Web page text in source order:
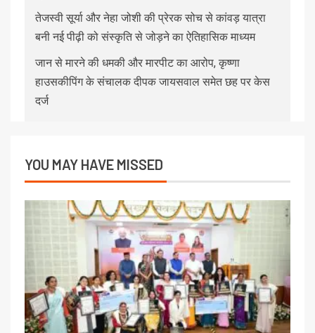
तेजस्वी सूर्या और नेहा जोशी की प्रेरक सोच से कांवड़ यात्रा
बनी नई पीढ़ी को संस्कृति से जोड़ने का ऐतिहासिक माध्यम
जान से मारने की धमकी और मारपीट का आरोप, कृष्णा
हाउसकीपिंग के संचालक दीपक जायसवाल समेत छह पर केस
दर्ज
YOU MAY HAVE MISSED